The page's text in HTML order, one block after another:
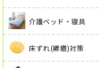
介護ベッド・寝具
床ずれ(褥瘡)対策